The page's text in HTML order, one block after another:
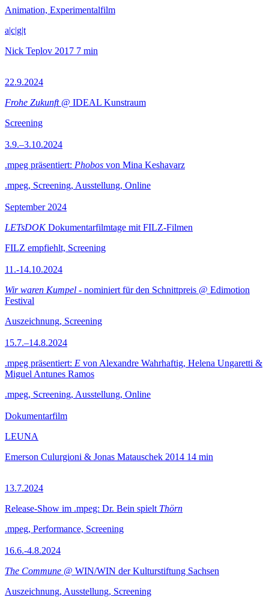
Animation, Experimentalfilm
a|c|g|t
Nick Teplov 2017 7 min
22.9.2024
Frohe Zukunft@ IDEAL Kunstraum
Screening
3.9.–3.10.2024
.mpeg präsentiert: Phobos von Mina Keshavarz
.mpeg, Screening, Ausstellung, Online
September 2024
LETsDOKDokumentarfilmtage mit FILZ-Filmen
FILZ empfiehlt, Screening
11.-14.10.2024
Wir waren Kumpel - nominiert für den Schnittpreis @ Edimotion
Festival
Auszeichnung, Screening
15.7.–14.8.2024
.mpeg präsentiert: E von Alexandre Wahrhaftig, Helena Ungaretti &
Miguel Antunes Ramos
.mpeg, Screening, Ausstellung, Online
Dokumentarfilm
LEUNA
Emerson Culurgioni & Jonas Matauschek 2014 14 min
13.7.2024
Release-Show im .mpeg: Dr. Bein spielt Thörn
.mpeg, Performance, Screening
16.6.-4.8.2024
The Commune @ WIN/WIN der Kulturstiftung Sachsen
Auszeichnung, Ausstellung, Screening